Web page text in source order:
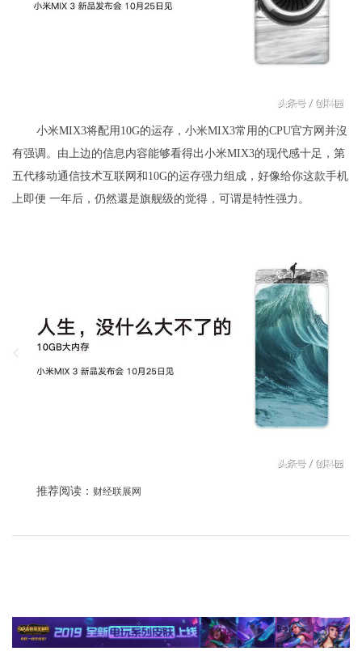
小米MIX3将配用10G的运存，小米MIX3常用的CPU官方网并沒
有强调。由上边的信息内容能够看得出小米MIX3的现代感十足，第
五代移动通信技术互联网和10G的运存强力组成，好像给你这款手机
上即便 一年后，仍然還是旗舰级的觉得，可谓是特性强力。
推荐阅读： 财经联展网